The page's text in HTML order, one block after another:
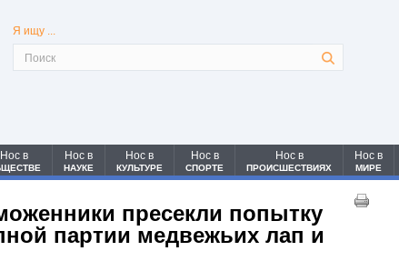
Я ищу ...
Нос в Нос в
НАУКЕ
Нос в
КУЛЬТУРЕ
Нос в
СПОРТЕ
Нос в
ПРОИСШЕСТВИЯХ
Нос в
МИРЕ
пресекли попытку
партии медвежьих лап и